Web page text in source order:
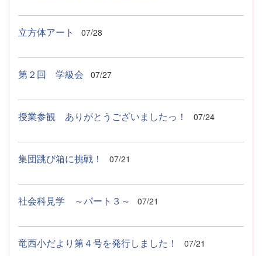
立方体アート 07/28
第２回 学級会 07/27
授業参観 ありがとうございましたっ！ 07/24
集団跳び箱に挑戦！ 07/21
社会科見学 ～パート３～ 07/21
竜西小だより第４号を発行しました！ 07/21